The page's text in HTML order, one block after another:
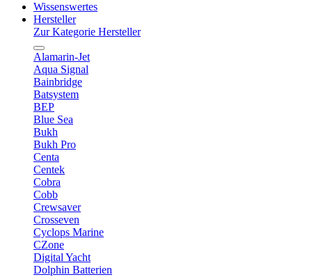
Wissenswertes
Hersteller
Zur Kategorie Hersteller
Alamarin-Jet
Aqua Signal
Bainbridge
Batsystem
BEP
Blue Sea
Bukh
Bukh Pro
Centa
Centek
Cobra
Cobb
Crewsaver
Crosseven
Cyclops Marine
CZone
Digital Yacht
Dolphin Batterien